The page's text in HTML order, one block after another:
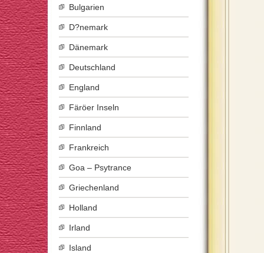
Bulgarien
D?nemark
Dänemark
Deutschland
England
Färöer Inseln
Finnland
Frankreich
Goa – Psytrance
Griechenland
Holland
Irland
Island